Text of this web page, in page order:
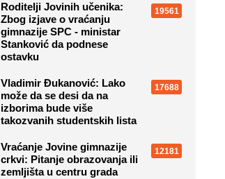
Roditelji Jovinih učenika:
Zbog izjave o vraćanju
gimnazije SPC - ministar
Stanković da podnese
ostavku
19561
Vladimir Đukanović: Lako
može da se desi da na
izborima bude više
takozvanih studentskih lista
17688
Vraćanje Jovine gimnazije
crkvi: Pitanje obrazovanja ili
zemljišta u centru grada
12181